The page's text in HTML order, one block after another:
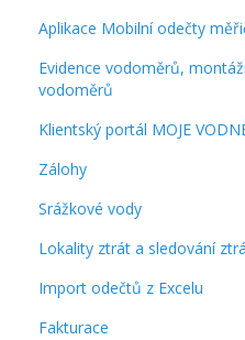
Aplikace Mobilní odečty
Evidence vodoměrů,
vodoměrů
Klientský portál MOJE
Zálohy
Srážkové vody
Lokality ztrát a sledování
Import odečtů z Excelu
Fakturace